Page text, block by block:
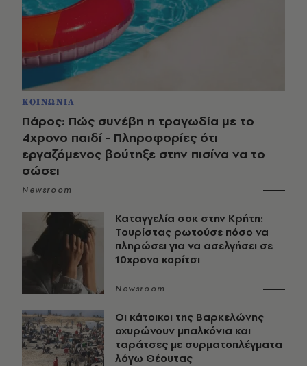
ΚΟΙΝΩΝΙΑ
Πάρος: Πώς συνέβη η τραγωδία με το
4χρονο παιδί - Πληροφορίες ότι
εργαζόμενος βούτηξε στην πισίνα να το
σώσει
Newsroom
Καταγγελία σοκ στην Κρήτη:
Τουρίστας ρωτούσε πόσο να
πληρώσει για να ασελγήσει σε
10χρονο κορίτσι
Newsroom
Οι κάτοικοι της Βαρκελώνης
οχυρώνουν μπαλκόνια και
ταράτσες με συρματοπλέγματα
λόγω Θέουτας